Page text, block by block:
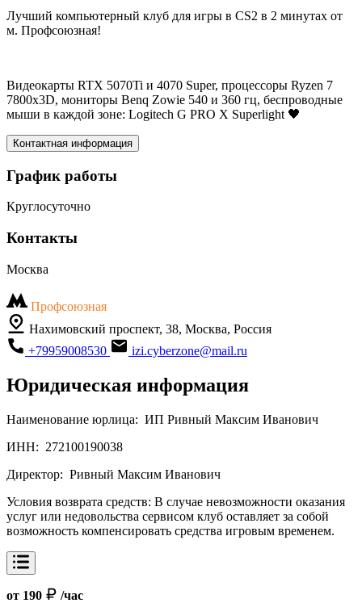
Лучший компьютерный клуб для игры в CS2 в 2 минутах от
м. Профсоюзная!
Видеокарты RTX 5070Ti и 4070 Super, процессоры Ryzen 7
7800x3D, мониторы Benq Zowie 540 и 360 гц, беспроводные
мыши в каждой зоне: Logitech G PRO X Superlight 🖤
Контактная информация
График работы
Круглосуточно
Контакты
Москва
Профсоюзная
Нахимовский проспект, 38, Москва, Россия
+79959008530
izi.cyberzone@mail.ru
Юридическая информация
Наименование юрлица: ИП Ривный Максим Иванович
ИНН: 272100190038
Директор: Ривный Максим Иванович
Условия возврата средств: В случае невозможности оказания
услуг или недовольства сервисом клуб оставляет за собой
возможность компенсировать средства игровым временем.
от 190
/час